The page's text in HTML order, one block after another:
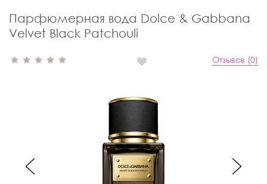
Парфюмерная вода Dolce & Gabbana
Velvet Black Patchouli
Отзывов (0)